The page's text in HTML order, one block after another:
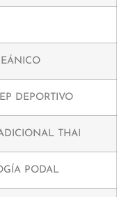
DEPORTIVO
THAI
PODAL